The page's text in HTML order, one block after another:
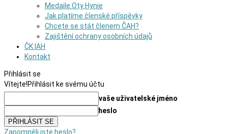
Medaile Oty Hynie
Jak platíme členské příspěvky
Chcete se stát členem ČAH?
Zajištění ochrany osobních údajů
ČK IAH
Kontakt
Přihlásit se
Vítejte!Přihlásit ke svému účtu
vaše uživatelské jméno
heslo
Zapomněli jste heslo?